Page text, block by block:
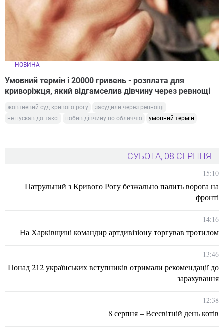
НОВИНА
Умовний термін і 20000 гривень - розплата для
криворіжця, який відгамселив дівчину через ревнощі
жовтневий суд кривого рогу
засудили через ревнощі
не пускав до таксі
побив дівчину по обличчю умовний термін
СУБОТА, 08 СЕРПНЯ
15:10
Патрульний з Кривого Рогу безжально палить ворога на
фронті
14:16
На Харківщині командир артдивізіону торгував тротилом
13:46
Понад 212 українських вступників отримали рекомендації до
зарахування
12:38
8 серпня – Всесвітній день котів